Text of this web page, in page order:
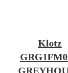
Klotz